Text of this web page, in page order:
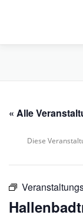
VERLEIH,
« Alle
Diese